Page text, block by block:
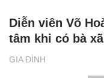
GIA ĐÌNH
Diễn viên Võ
tâm khi có bà